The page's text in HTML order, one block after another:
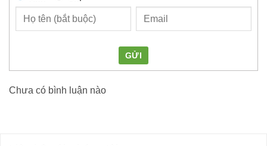
GỬI
Chưa có bình luận nào